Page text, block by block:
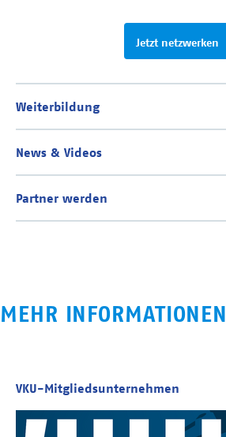
Jetzt netzwerken
MEHR INFORMATIONEN